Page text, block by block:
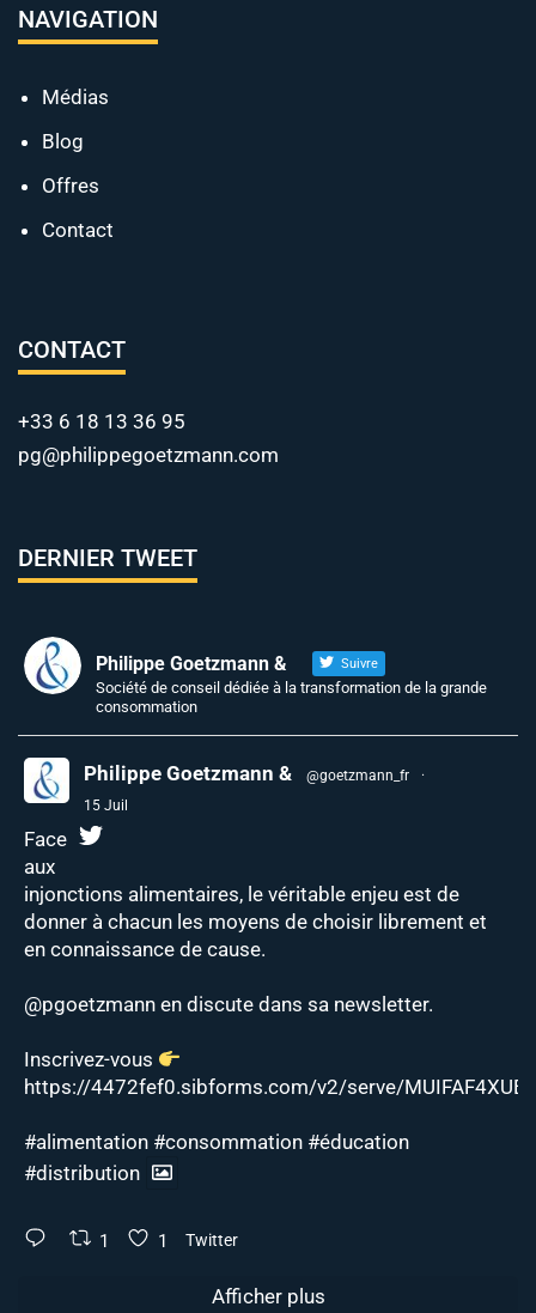
NAVIGATION
Médias
Blog
Offres
Contact
CONTACT
+33 6 18 13 36 95
pg@philippegoetzmann.com
DERNIER TWEET
Philippe Goetzmann & Suivre
Société de conseil dédiée à la transformation de la grande
consommation
Philippe Goetzmann & @goetzmann_fr
·
15 Juil
Face
aux
injonctions alimentaires, le véritable enjeu est de
donner à chacun les moyens de choisir librement et
en connaissance de cause.
@pgoetzmann en discute dans sa newsletter.
Inscrivez-vous
https://4472fef0.sibforms.com/v2/serve/
#alimentation #consommation #éducation
#distribution
1 1 Twitter
Afficher plus